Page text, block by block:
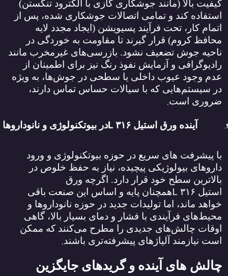
کیفیت بالا (مانند جوشکاری گازی با الکترود تنگستن)
استفاده کند و تمامی اتصالات جوشکاری شده، پس از
اتمام کار، تحت فرآیند پسیویشن (ایجاد مجدد لایه
محافظ کروم) قرار گیرند تا مقاومت به خوردگی در
ناحیه جوش تضعیف نشود. بازرسی‌های غیرمخرب مانند
رادیوگرافی و آزمایش نفوذ رنگ نیز برای اطمینان از
عدم وجود عیوب داخلی یا سطحی در جوش‌ها، به ویژه
در سیستم‌هایی که با سیالات حساس تماس دارند،
ضروری است.
آینده ورق استیل ۳۱۶ Lدر بیوتکنولوژی و نانوداروها
با پیشرفت‌ های سریع در حوزه بیوتکنولوژی و ورود
داروهای بیولوژیکی پیچیده، نیاز به حفظ خلوص در
بالاترین سطح خود قرار دارد. اگرچه ورق
استیل ۳۱۶ Lهمچنان پایه و اساس این صنعت باقی
خواهد ماند، اما تولیدات جدید در حوزه نانوداروها و
محیط‌های فرآیندی با فشار و دمای بسیار بالا، گاهی
اوقات چالش‌های جدیدی را مطرح می‌کنند که ممکن
است نیازمند آلیاژهای پیشرفته‌تری باشند.
چالش ‌های آینده و گریدهای جایگزین